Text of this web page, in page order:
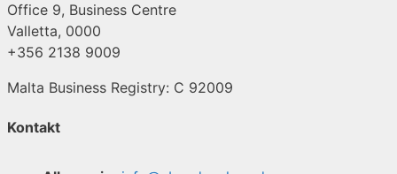
Office 9, Business Centre
Valletta, 0000
+356 2138 9009
Malta Business Registry: C 92009
Kontakt